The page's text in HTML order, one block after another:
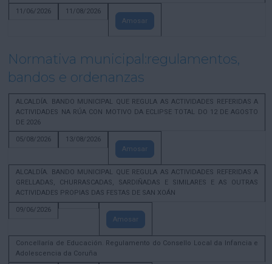
11/06/2026
11/08/2026
Amosar
Normativa municipal:regulamentos,
bandos e ordenanzas
ALCALDÍA. BANDO MUNICIPAL QUE REGULA AS ACTIVIDADES REFERIDAS A
ACTIVIDADES NA RÚA CON MOTIVO DA ECLIPSE TOTAL DO 12 DE AGOSTO
DE 2026
05/08/2026
13/08/2026
Amosar
ALCALDÍA. BANDO MUNICIPAL QUE REGULA AS ACTIVIDADES REFERIDAS A
GRELLADAS, CHURRASCADAS, SARDIÑADAS E SIMILARES E AS OUTRAS
ACTIVIDADES PROPIAS DAS FESTAS DE SAN XOÁN
09/06/2026
Amosar
Concellaría de Educación. Regulamento do Consello Local da Infancia e
Adolescencia da Coruña